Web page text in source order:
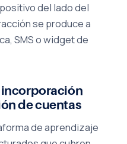
del lado del
se produce a
SMS o widget de
incorporación
de cuentas
de aprendizaje